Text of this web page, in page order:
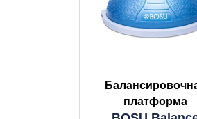
платформа